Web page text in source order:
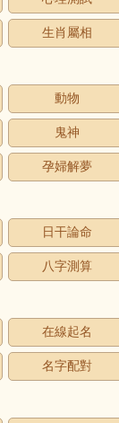
生肖屬相
動物
鬼神
孕婦解夢
日干論命
八字測算
在線起名
名字配對